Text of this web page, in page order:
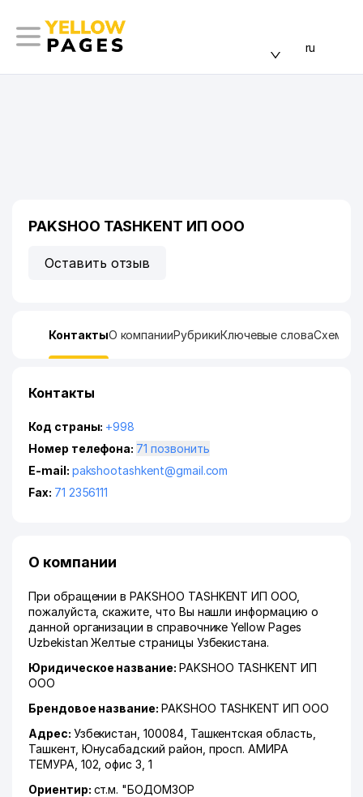
ru
PAKSHOO TASHKENT ИП ООО
Оставить отзыв
КонтактыО компанииРубрикиКлючевые словаСхема
Контакты
Код страны: +998
Номер телефона:
71 позвонить
E-mail: pakshootashkent@gmail.com
Fax: 71 2356111
О компании
При обращении в PAKSHOO TASHKENT ИП ООО,
пожалуйста, скажите, что Вы нашли информацию о
данной организации в справочнике Yellow Pages
Uzbekistan Желтые страницы Узбекистана.
Юридическое название: PAKSHOO TASHKENT ИП
ООО
Брендовое название: PAKSHOO TASHKENT ИП ООО
Адрес: Узбекистан, 100084, Ташкентская область
Ташкент, Юнусабадский район просп. АМИРА
ТЕМУРА , 102, офис 3, 1
Ориентир: ст.м. "БОДОМЗОР